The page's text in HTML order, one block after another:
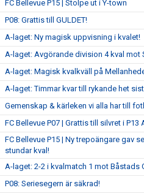
FC Bellevue P15 | Stolpe ut i Y-town
P08: Grattis till GULDET!
A-laget: Ny magisk uppvisning i kvalet!
A-laget: Avgörande division 4 kval mot
A-laget: Magisk kvalkväll på
A-laget: Timmar kvar till rykande het
Gemenskap & kärleken vi alla har till
FC Bellevue P07 | Grattis till silvret i P13
FC Bellevue P15 | Ny trepoängare gav
stundar kval!
A-laget: 2-2 i kvalmatch 1 mot Båstads
P08: Seriesegern är säkrad!